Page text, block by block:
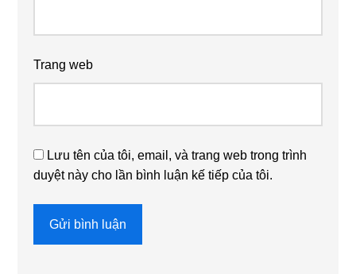
Trang web
Lưu tên của tôi, email, và trang web trong trình
duyệt này cho lần bình luận kế tiếp của tôi.